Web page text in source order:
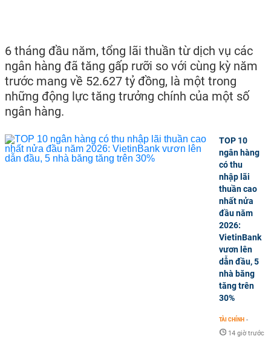
6 tháng đầu năm, tổng lãi thuần từ dịch vụ các
ngân hàng đã tăng gấp rưỡi so với cùng kỳ năm
trước mang về 52.627 tỷ đồng, là một trong
những động lực tăng trưởng chính của một số
ngân hàng.
TOP 10
ngân hàng
có thu
nhập lãi
thuần cao
nhất nửa
đầu năm
2026:
VietinBank
vươn lên
dẫn đầu, 5
nhà băng
tăng trên
30%
TÀI CHÍNH -
14 giờ trước